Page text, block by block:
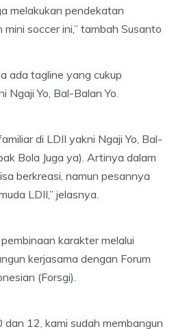
melakukan pendekatan
soccer ini,” tambah Susanto
ada tagline yang cukup
Ngaji Yo, Bal-Balan Yo.
di LDII yakni Ngaji Yo, Bal-
Bola Juga ya). Artinya dalam
berkreasi, namun pesannya
LDII,” jelasnya.
karakter melalui
kerjasama dengan Forum
(Forsgi).
dan 12, kami sudah membangun